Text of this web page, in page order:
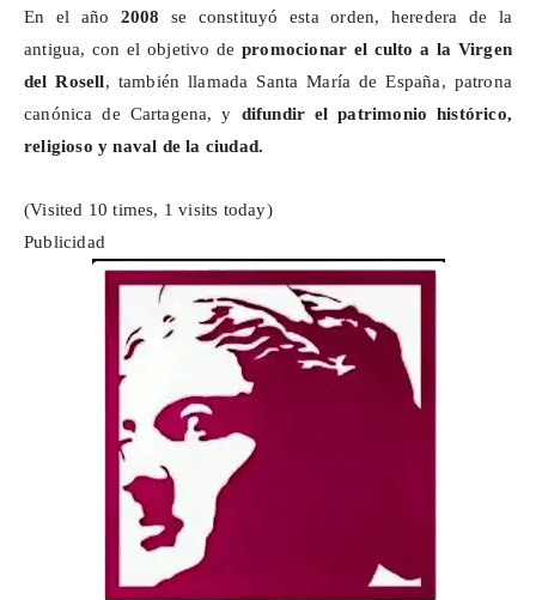
En el año 2008 se constituyó esta orden, heredera de la
antigua, con el objetivo depromocionar el culto a la Virgen
del Rosell, también llamada Santa María de España, patrona
canónica de Cartagena, y difundir el patrimonio histórico,
religioso y naval de la ciudad.
(Visited 10 times, 1 visits today)
Publicidad